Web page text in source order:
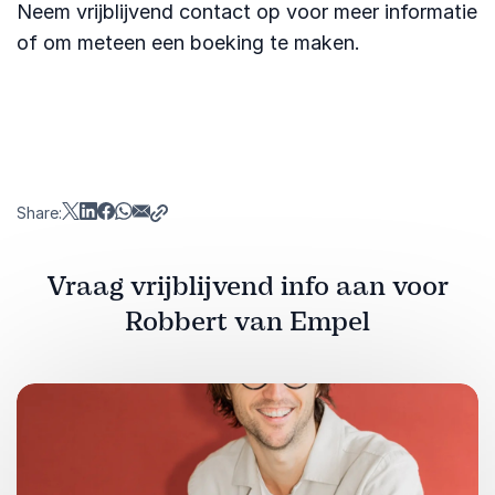
Neem vrijblijvend contact op voor meer informatie
of om meteen een boeking te maken.
Share:
Vraag vrijblijvend info aan voor
Robbert van Empel